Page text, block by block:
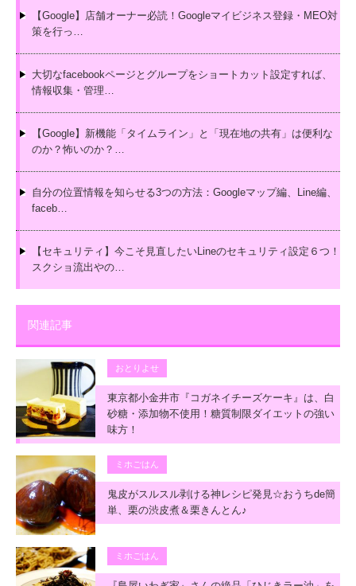
【Google】店舗オーナー必読！Googleマイビジネス登録・MEO対
策を行っ…
大切なfacebookページとグループをショートカット設定すれば、
情報収集・管理…
【Google】新機能「タイムライン」と「現在地の共有」は便利な
のか？怖いのか？…
自分の位置情報を知らせる3つの方法：Googleマップ編、Line編、
faceb…
【セキュリティ】今こそ見直したいLineのセキュリティ設定６つ！
スクショ流出やの…
関連記事
おとりよせ
東京都小金井市『コガネイチーズケーキ』は、白
砂糖・添加物不使用！糖質制限ダイエットの強い
味方！
ミホごはん
鬼皮がスルスル剥ける神レシピ発見☆おうちde簡
単、栗の渋皮煮＆栗きんとん♪
ミホごはん